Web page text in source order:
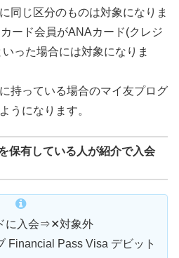
同じ区分のものは対象になりま
ード会員がANAカード(クレジ
った場合には対象になりま
持っている場合のマイ友プログ
うになります。
保有している人が紹介で入会
に入会⇒✕対象外
Financial Pass Visa デビット